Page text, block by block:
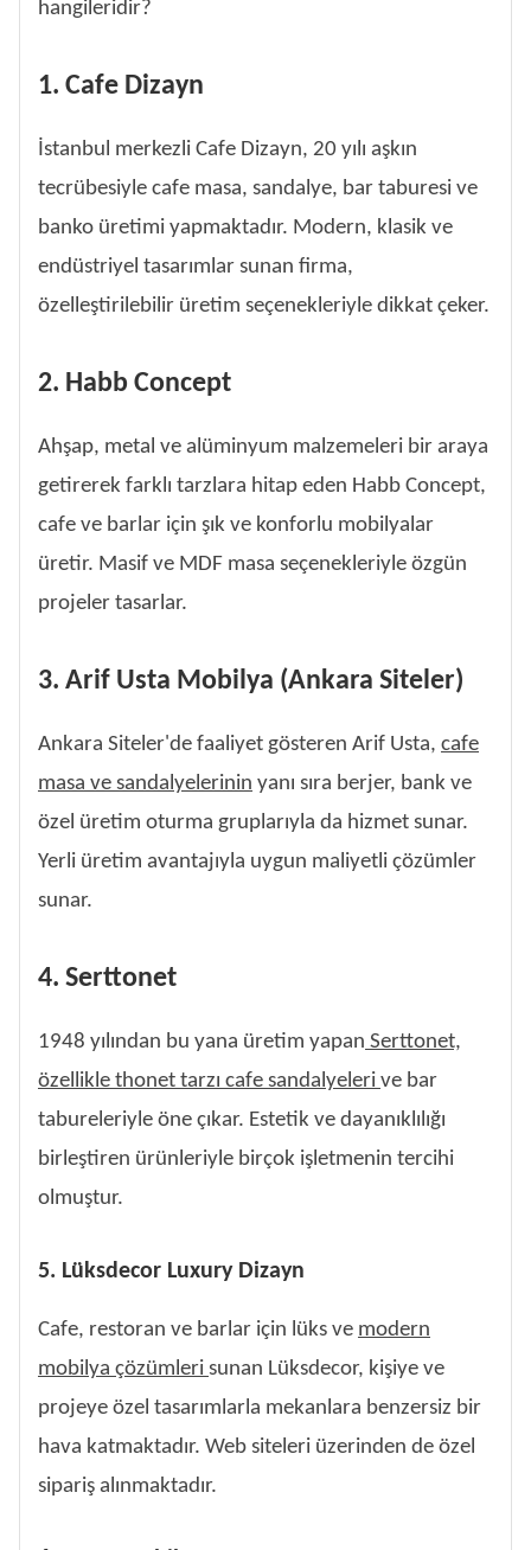
hangileridir?
1. Cafe Dizayn
İstanbul merkezli Cafe Dizayn, 20 yılı aşkın
tecrübesiyle cafe masa, sandalye, bar taburesi ve
banko üretimi yapmaktadır. Modern, klasik ve
endüstriyel tasarımlar sunan firma,
özelleştirilebilir üretim seçenekleriyle dikkat çeker.
2. Habb Concept
Ahşap, metal ve alüminyum malzemeleri bir araya
getirerek farklı tarzlara hitap eden Habb Concept,
cafe ve barlar için şık ve konforlu mobilyalar
üretir. Masif ve MDF masa seçenekleriyle özgün
projeler tasarlar.
3. Arif Usta Mobilya (Ankara Siteler)
Ankara Siteler'de faaliyet gösteren Arif Usta, cafe
masa ve sandalyelerinin yanı sıra berjer, bank ve
özel üretim oturma gruplarıyla da hizmet sunar.
Yerli üretim avantajıyla uygun maliyetli çözümler
sunar.
4. Serttonet
1948 yılından bu yana üretim yapan Serttonet,
özellikle thonet tarzı cafe sandalyeleri ve bar
tabureleriyle öne çıkar. Estetik ve dayanıklılığı
birleştiren ürünleriyle birçok işletmenin tercihi
olmuştur.
5. Lüksdecor Luxury Dizayn
Cafe, restoran ve barlar için lüks ve modern
mobilya çözümleri sunan Lüksdecor, kişiye ve
projeye özel tasarımlarla mekanlara benzersiz bir
hava katmaktadır. Web siteleri üzerinden de özel
sipariş alınmaktadır.